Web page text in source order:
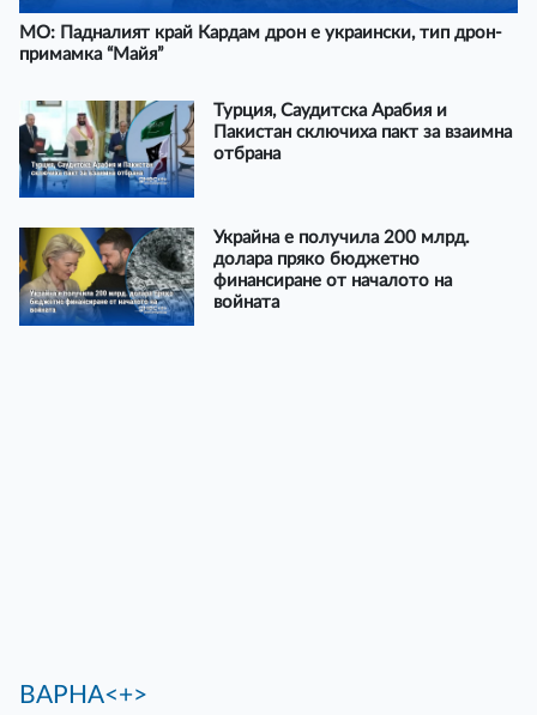
МО: Падналият край Кардам дрон е украински, тип дрон-
примамка “Майя”
Турция, Саудитска Арабия и
Пакистан сключиха пакт за взаимна
отбрана
Украйна е получила 200 млрд.
долара пряко бюджетно
финансиране от началото на
войната
ВАРНА<+>